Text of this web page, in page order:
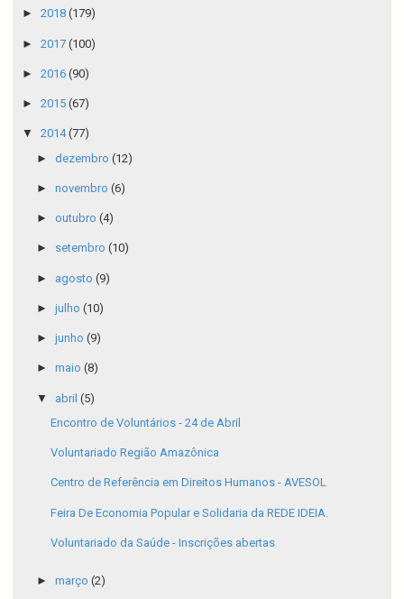
► 2018 (179)
► 2017 (100)
► 2016 (90)
► 2015 (67)
▼ 2014(77)
► dezembro (12)
► novembro (6)
► outubro (4)
► setembro (10)
► agosto (9)
► julho (10)
► junho (9)
► maio (8)
▼ abril (5)
Encontro de Voluntários - 24 de Abril
Voluntariado Região Amazônica
Centro de Referência em Direitos Humanos - AVESOL
Feira De Economia Popular e Solidaria da REDE IDEIA.
Voluntariado da Saúde - Inscrições abertas
► março (2)